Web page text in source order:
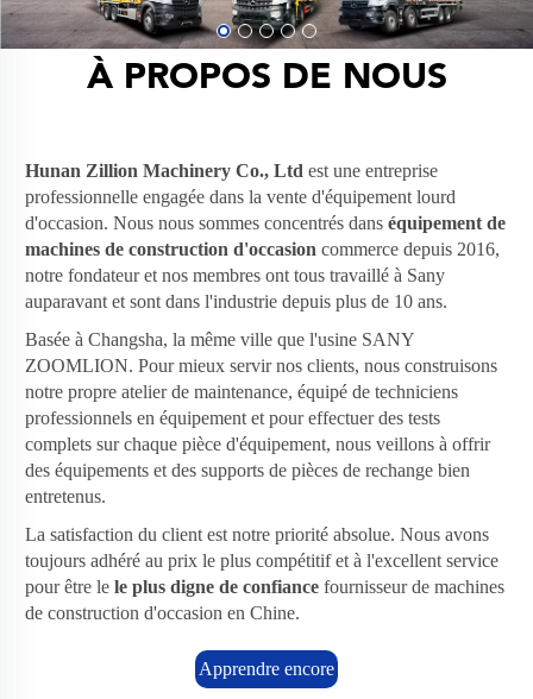
À PROPOS DE NOUS
Hunan Zillion Machinery Co., Ltd est une entreprise
professionnelle engagée dans la vente d'équipement lourd
d'occasion. Nous nous sommes concentrés danséquipement de
machines de construction d'occasion commerce depuis 2016,
notre fondateur et nos membres ont tous travaillé à Sany
auparavant et sont dans l'industrie depuis plus de 10 ans.
Basée à Changsha, la même ville que l'usine SANY
ZOOMLION. Pour mieux servir nos clients, nous construisons
notre propre atelier de maintenance, équipé de techniciens
professionnels en équipement et pour effectuer des tests
complets sur chaque pièce d'équipement, nous veillons à offrir
des équipements et des supports de pièces de rechange bien
entretenus.
La satisfaction du client est notre priorité absolue. Nous avons
toujours adhéré au prix le plus compétitif et à l'excellent service
pour être lele plus digne de confiance fournisseur de machines
de construction d'occasion en Chine.
Apprendre encore